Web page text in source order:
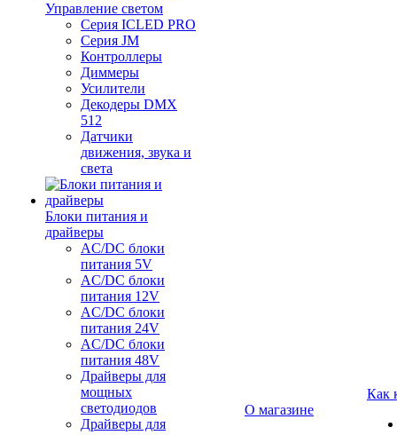
Управление светом
Серия ICLED PRO
Серия JM
Контроллеры
Диммеры
Усилители
Декодеры DMX
512
Датчики
движения, звука и
света
Блоки питания и
драйверы
AC/DC блоки
питания 5V
AC/DC блоки
питания 12V
AC/DC блоки
питания 24V
AC/DC блоки
питания 48V
Драйверы для
мощных
светодиодов
Драйверы для
О магазине
Как